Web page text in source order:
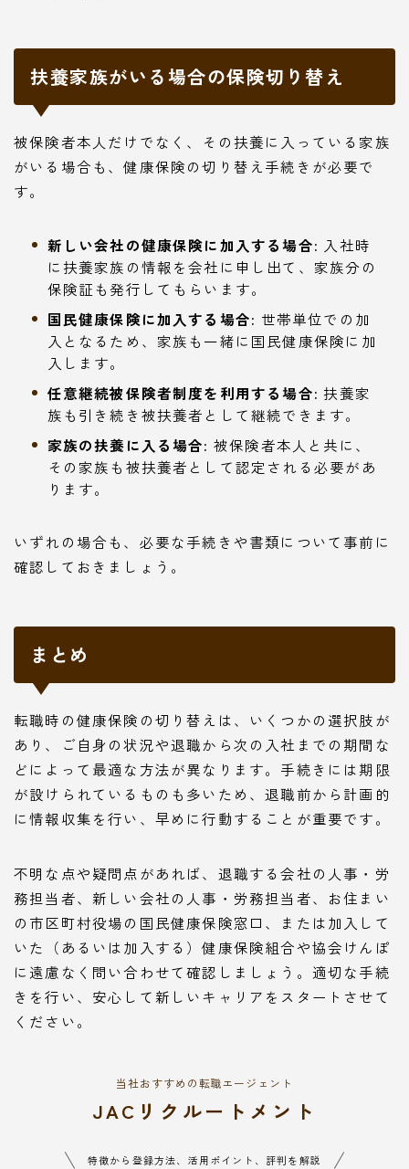
扶養家族がいる場合の保険切り替え
被保険者本人だけでなく、その扶養に入っている家族
がいる場合も、健康保険の切り替え手続きが必要で
す。
新しい会社の健康保険に加入する場合: 入社時
に扶養家族の情報を会社に申し出て、家族分の
保険証も発行してもらいます。
国民健康保険に加入する場合: 世帯単位での加
入となるため、家族も一緒に国民健康保険に加
入します。
任意継続被保険者制度を利用する場合: 扶養家
族も引き続き被扶養者として継続できます。
家族の扶養に入る場合: 被保険者本人と共に、
その家族も被扶養者として認定される必要があ
ります。
いずれの場合も、必要な手続きや書類について事前に
確認しておきましょう。
まとめ
転職時の健康保険の切り替えは、いくつかの選択肢が
あり、ご自身の状況や退職から次の入社までの期間な
どによって最適な方法が異なります。手続きには期限
が設けられているものも多いため、退職前から計画的
に情報収集を行い、早めに行動することが重要です。
不明な点や疑問点があれば、退職する会社の人事・労
務担当者、新しい会社の人事・労務担当者、お住まい
の市区町村役場の国民健康保険窓口、または加入して
いた（あるいは加入する）健康保険組合や協会けんぽ
に遠慮なく問い合わせて確認しましょう。適切な手続
きを行い、安心して新しいキャリアをスタートさせて
ください。
当社おすすめの転職エージェント
JACリクルートメント
特徴から登録方法、活用ポイント、評判を解説